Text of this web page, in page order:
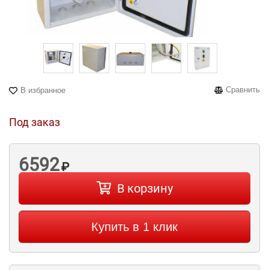
В избранное Сравнить
Под заказ
6592₽
В корзину
Купить в 1 клик